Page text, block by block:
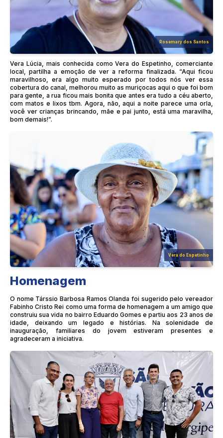
Rosemary dos Santos
Vera Lúcia, mais conhecida como Vera do Espetinho, comerciante
local, partilha a emoção de ver a reforma finalizada. “Aqui ficou
maravilhoso, era algo muito esperado por todos nós ver essa
cobertura do canal, melhorou muito as muriçocas aqui o que foi bom
para gente, a rua ficou mais bonita que antes era tudo a céu aberto,
com matos e lixos tbm. Agora, não, aqui a noite parece uma orla,
você ver crianças brincando, mãe e pai junto, está uma maravilha,
bom demais!”.
Vera do Espetinho
Homenagem
O nome Társsio Barbosa Ramos Olanda foi sugerido pelo vereador
Fabinho Cristo Rei como uma forma de homenagem a um amigo que
construiu sua vida no bairro Eduardo Gomes e partiu aos 23 anos de
idade, deixando um legado e histórias. Na solenidade de
inauguração, familiares do jovem estiveram presentes e
agradeceram a iniciativa.